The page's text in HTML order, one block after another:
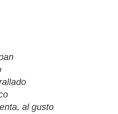
al gusto